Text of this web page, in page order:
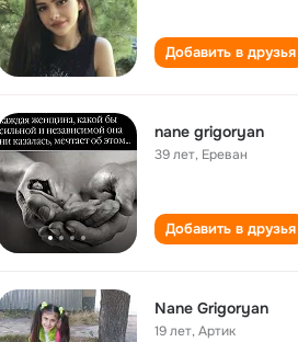
Добавить в друзья
nane grigoryan
39 лет, Ереван
Добавить в друзья
Nane Grigoryan
19 лет,Артик